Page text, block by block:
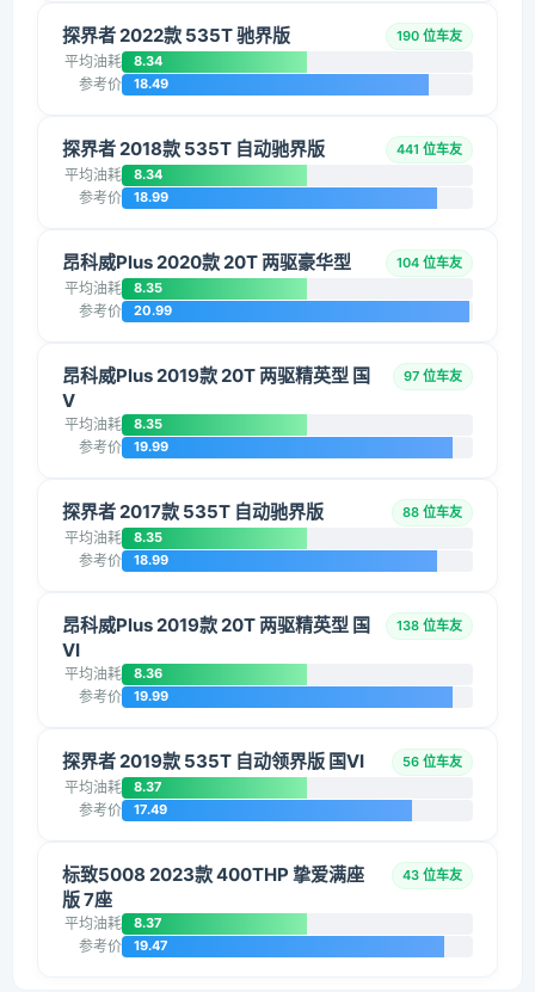
探界者 2022款 535T 驰界版 190 位车友
平均油耗 8.34
参考价 18.49
探界者 2018款 535T 自动驰界版 441 位车友
平均油耗 8.34
参考价 18.99
昂科威Plus 2020款 20T 两驱豪华型 104 位车友
平均油耗 8.35
参考价 20.99
昂科威Plus 2019款 20T 两驱精英型 国
V
97 位车友
平均油耗 8.35
参考价 19.99
探界者 2017款 535T 自动驰界版 88 位车友
平均油耗 8.35
参考价 18.99
昂科威Plus 2019款 20T 两驱精英型 国
VI
138 位车友
平均油耗 8.36
参考价 19.99
探界者 2019款 535T 自动领界版 国VI 56 位车友
平均油耗 8.37
参考价 17.49
标致5008 2023款 400THP 挚爱满座
版 7座
43 位车友
平均油耗 8.37
参考价 19.47